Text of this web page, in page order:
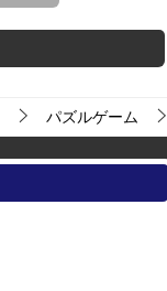
パズルゲーム